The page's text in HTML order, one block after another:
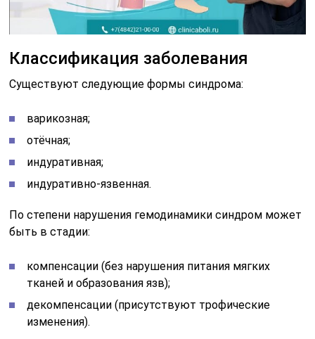
Классификация заболевания
Существуют следующие формы синдрома:
варикозная;
отёчная;
индуративная;
индуративно-язвенная.
По степени нарушения гемодинамики синдром может
быть в стадии:
компенсации (без нарушения питания мягких
тканей и образования язв);
декомпенсации (присутствуют трофические
изменения).